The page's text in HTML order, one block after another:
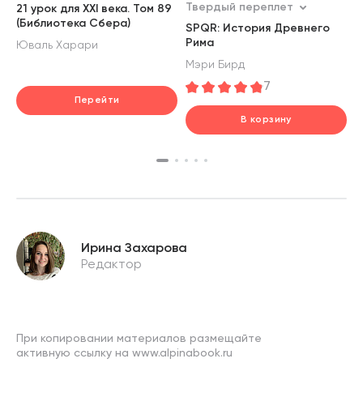
21 урок для XXI века. Том 89
(Библиотека Сбера)
Юваль Харари
Перейти
Твердый переплет
SPQR: История Древнего
Рима
Мэри Бирд
7
В корзину
Ирина Захарова
Редактор
При копировании материалов размещайте
активную ссылку на www.alpinabook.ru